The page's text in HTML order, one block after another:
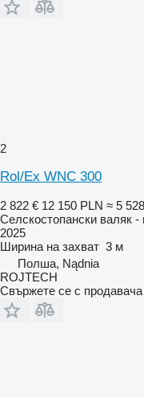
2
Rol/Ex WNC 300
2 822 € 12 150 PLN ≈ 5
Селскостопански валяк -
2025
Ширина на захват 3 м
Полша, Nądnia
ROJTECH
Свържете се с продавача